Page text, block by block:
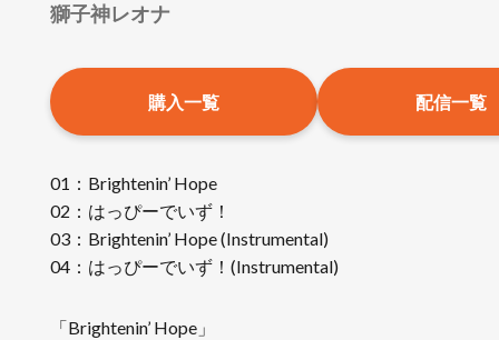
獅子神レオナ
購入一覧 配信一覧
01：Brightenin’ Hope
02：はっぴーでいず！
03：Brightenin’ Hope (Instrumental)
04：はっぴーでいず！(Instrumental)
「Brightenin’ Hope」